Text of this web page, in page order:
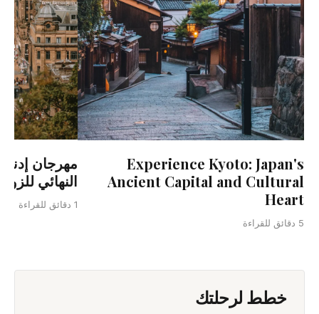
Experience Kyoto: Japan's
Ancient Capital and Cultural
Heart
5 دقائق للقراءة
النهائي
1 دقائق للقراءة
خطط لرحلتك